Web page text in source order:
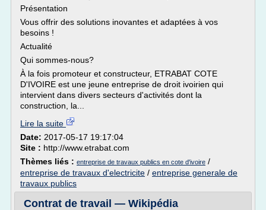
Présentation
Vous offrir des solutions inovantes et adaptées à vos
besoins !
Actualité
Qui sommes-nous?
À la fois promoteur et constructeur, ETRABAT COTE
D'IVOIRE est une jeune entreprise de droit ivoirien qui
intervient dans divers secteurs d'activités dont la
construction, la...
Lire la suite
Date: 2017-05-17 19:17:04
Site : http://www.etrabat.com
Thèmes liés : entreprise de travaux publics en cote d'ivoire /
entreprise de travaux d'electricite / entreprise generale de
travaux publics
Contrat de travail — Wikipédia